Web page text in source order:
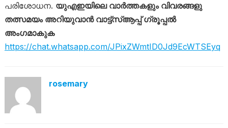
പരിശോധന. യുഎഇയിലെ വാർത്തകളും വിവരങ്ങളു
തത്സമയം അറിയുവാൻ വാട്ട്‌സ്ആപ്പ് ഗ്രൂപ്പൽ
അംഗമാകുക
https://chat.whatsapp.com/JPixZWmtID0Jd9EcWTSEyq
rosemary